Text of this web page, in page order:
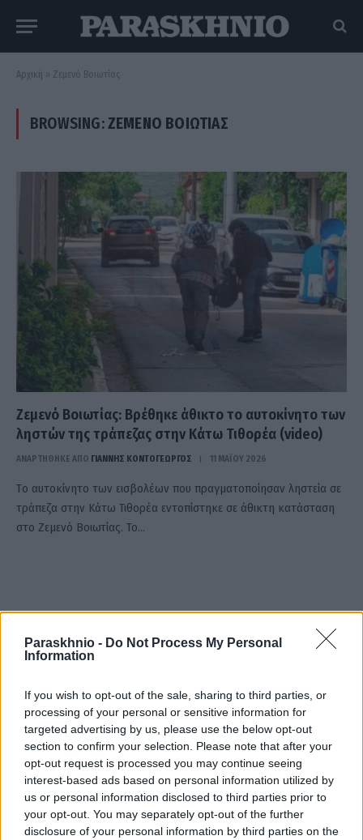
Paraskhnio - Do Not Process My Personal
Information
If you wish to opt-out of the sale, sharing to third parties, or
processing of your personal or sensitive information for
targeted advertising by us, please use the below opt-out
section to confirm your selection. Please note that after your
opt-out request is processed you may continue seeing
interest-based ads based on personal information utilized by
us or personal information disclosed to third parties prior to
your opt-out. You may separately opt-out of the further
disclosure of your personal information by third parties on the
Αρχική » Ζεμενό Βοιωτίας
BROWSING:ΖΕΜΕΝΌ ΒΟΙΩΤΊΑΣ
Ζεμενό Βοιωτίας: Βρέθηκε άθικτο το αυτοκίνητο των
ληστών της τράπεζας στην Κάτω Τιθορέα (video)
ΑΝΑΡΤΗΘΗΚΕ ΑΠΟ ΓΙΆΝΝΗΣ ΚΟΝΤΟΓΕΏΡΓΟΣ 11 ΜΑΪ́ΟΥ 2026
Tο αυτοκίνητο των εισβολέων που πραγματοποίησαν ληστεία σε
τράπεζα στην Κάτω Τιθορέα εντοπίστηκε σε άθικτη κατάσταση
στο Ζεμενό Βοιωτίας. Το…